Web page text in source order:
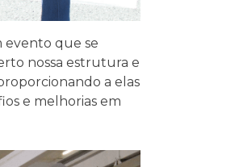
evento que se
nossa estrutura e
a elas
e melhorias em